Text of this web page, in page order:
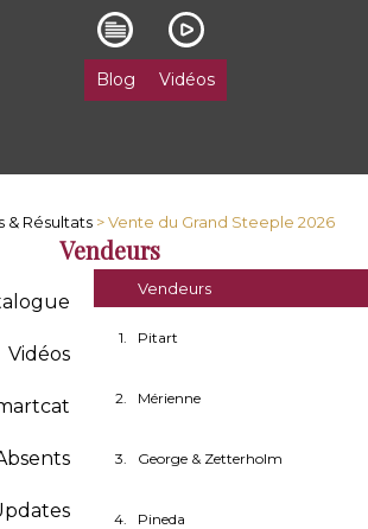
Blog Vidéos
& Résultats > Vente du Grand Steeple 2026
Vendeurs
Vidéos
Vendeurs
1. Pitart
2. Mérienne
3. George & Zetterholm
4. Pineda